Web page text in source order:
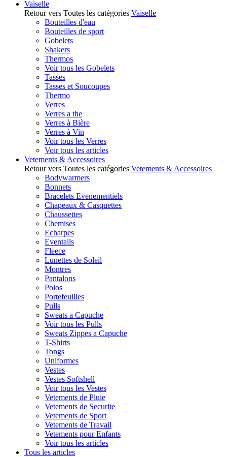
Vaiselle
Retour vers Toutes les catégories Vaiselle
Bouteilles d'eau
Bouteilles de sport
Gobelets
Shakers
Thermos
Voir tous les Gobelets
Tasses
Tasses et Soucoupes
Thermo
Verres
Verres a the
Verres à Bière
Verres à Vin
Voir tous les Verres
Voir tous les articles
Vetements & Accessoires
Retour vers Toutes les catégories Vetements & Accessoires
Bodywarmers
Bonnets
Bracelets Evenementiels
Chapeaux & Casquettes
Chaussettes
Chemises
Echarpes
Eventails
Fleece
Lunettes de Soleil
Montres
Pantalons
Polos
Portefeuilles
Pulls
Sweats a Capuche
Voir tous les Pulls
Sweats Zippes a Capuche
T-Shirts
Tongs
Uniformes
Vestes
Vestes Softshell
Voir tous les Vestes
Vetements de Pluie
Vetements de Securite
Vetements de Sport
Vetements de Travail
Vetements pour Enfants
Voir tous les articles
Tous les articles